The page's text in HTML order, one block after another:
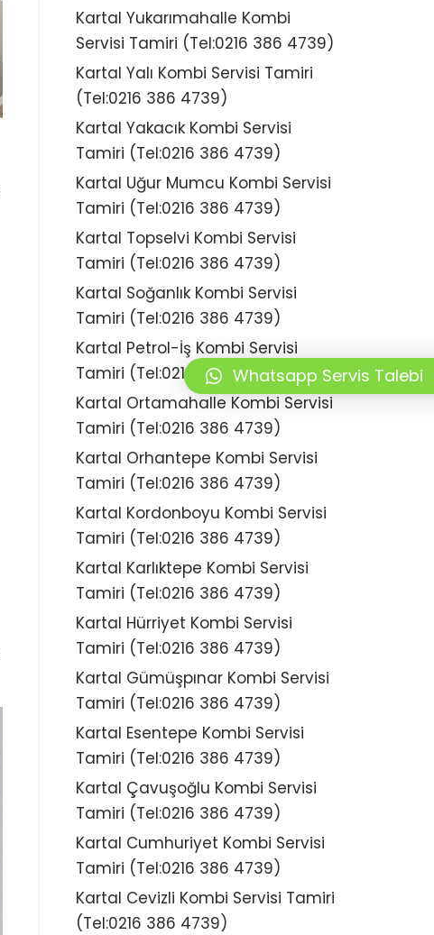
Kartal Yukarımahalle Kombi
Servisi Tamiri (Tel:0216 386 4739)
Kartal Yalı Kombi Servisi Tamiri
(Tel:0216 386 4739)
Kartal Yakacık Kombi Servisi
Tamiri (Tel:0216 386 4739)
Kartal Uğur Mumcu Kombi Servisi
Tamiri (Tel:0216 386 4739)
Kartal Topselvi Kombi Servisi
Tamiri (Tel:0216 386 4739)
Kartal Soğanlık Kombi Servisi
Tamiri (Tel:0216 386 4739)
Kartal Petrol-İş Kombi Servisi
Tamiri (Tel:0216 386 4739)
Kartal Ortamahalle Kombi Servisi
Tamiri (Tel:0216 386 4739)
Kartal Orhantepe Kombi Servisi
Tamiri (Tel:0216 386 4739)
Kartal Kordonboyu Kombi Servisi
Tamiri (Tel:0216 386 4739)
Kartal Karlıktepe Kombi Servisi
Tamiri (Tel:0216 386 4739)
Kartal Hürriyet Kombi Servisi
Tamiri (Tel:0216 386 4739)
Kartal Gümüşpınar Kombi Servisi
Tamiri (Tel:0216 386 4739)
Kartal Esentepe Kombi Servisi
Tamiri (Tel:0216 386 4739)
Kartal Çavuşoğlu Kombi Servisi
Tamiri (Tel:0216 386 4739)
Kartal Cumhuriyet Kombi Servisi
Tamiri (Tel:0216 386 4739)
Kartal Cevizli Kombi Servisi Tamiri
(Tel:0216 386 4739)
Whatsapp Servis Talebi